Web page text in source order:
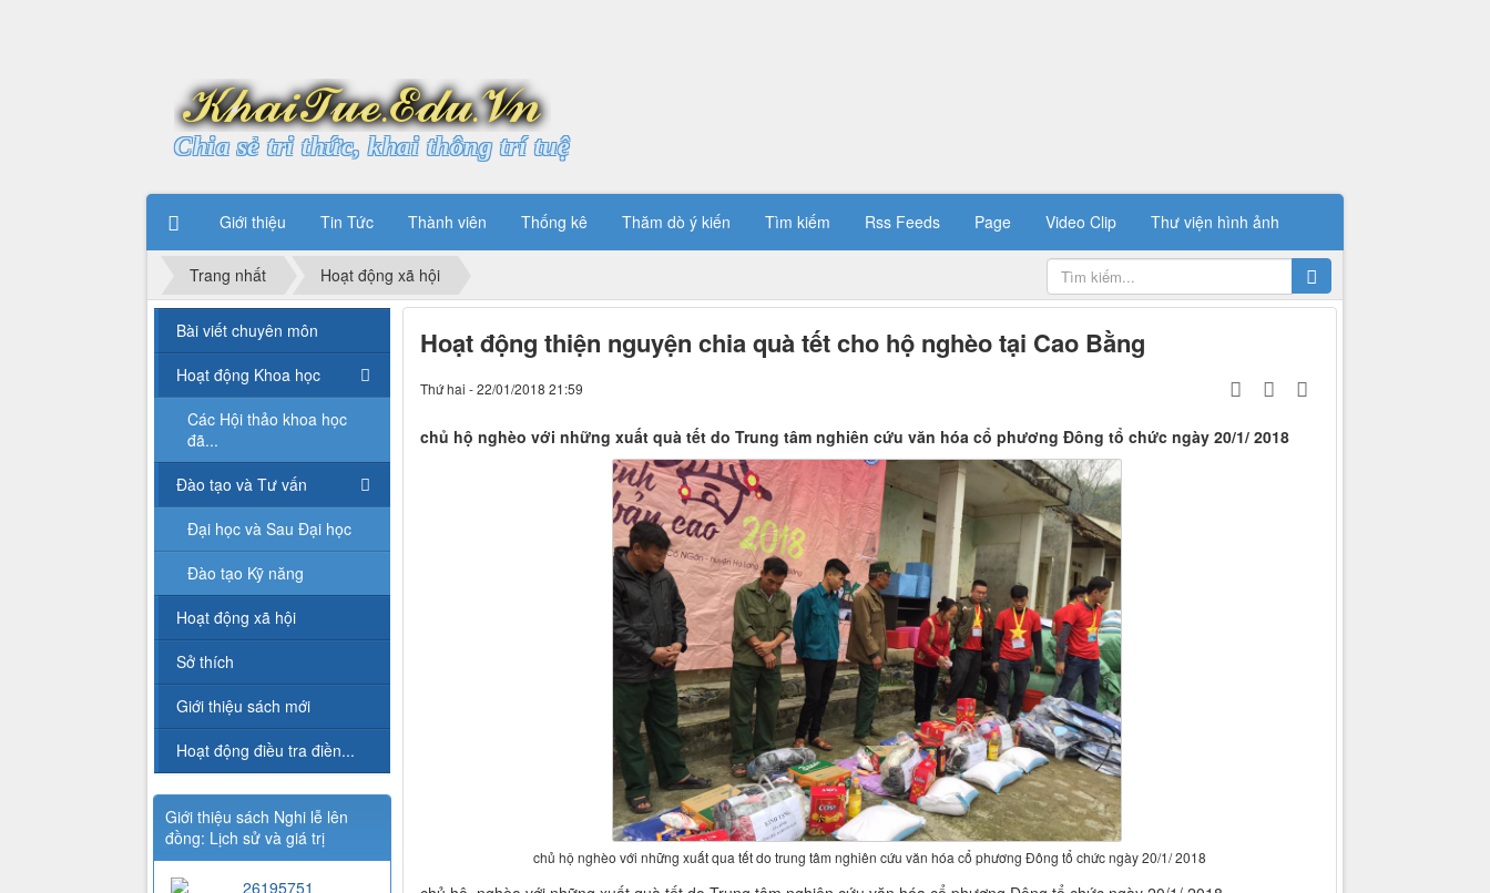
Chia sẻ tri thức, khai thông trí tuệ
Giới thiệu Tin Tức Thành viên Thống kê Thăm dò ý kiến Tìm kiếm Rss Feeds Page Video Clip Thư viện hình ảnh
Trang nhất Hoạt động xã hội
Hoạt động thiện nguyện chia quà tết cho hộ nghèo tại Cao Bằng
Thứ hai - 22/01/2018 21:59
chủ hộ nghèo với những xuất quà tết do Trung tâm nghiên cứu văn hóa cổ phương Đông tổ chức ngày 20/1/ 2018
chủ hộ nghèo với những xuất qua tết do trung tâm nghiên cứu văn hóa cổ phương Đông tổ chức ngày 20/1/ 2018
Bài viết chuyên môn
Hoạt động Khoa học
Các Hội thảo khoa học
đã...
Đào tạo và Tư vấn
Đại học và Sau Đại học
Đào tạo Kỹ năng
Hoạt động xã hội
Sở thích
Giới thiệu sách mới
Hoạt động điều tra điền...
Giới thiệu sách Nghi lễ lên
đồng: Lịch sử và giá trị